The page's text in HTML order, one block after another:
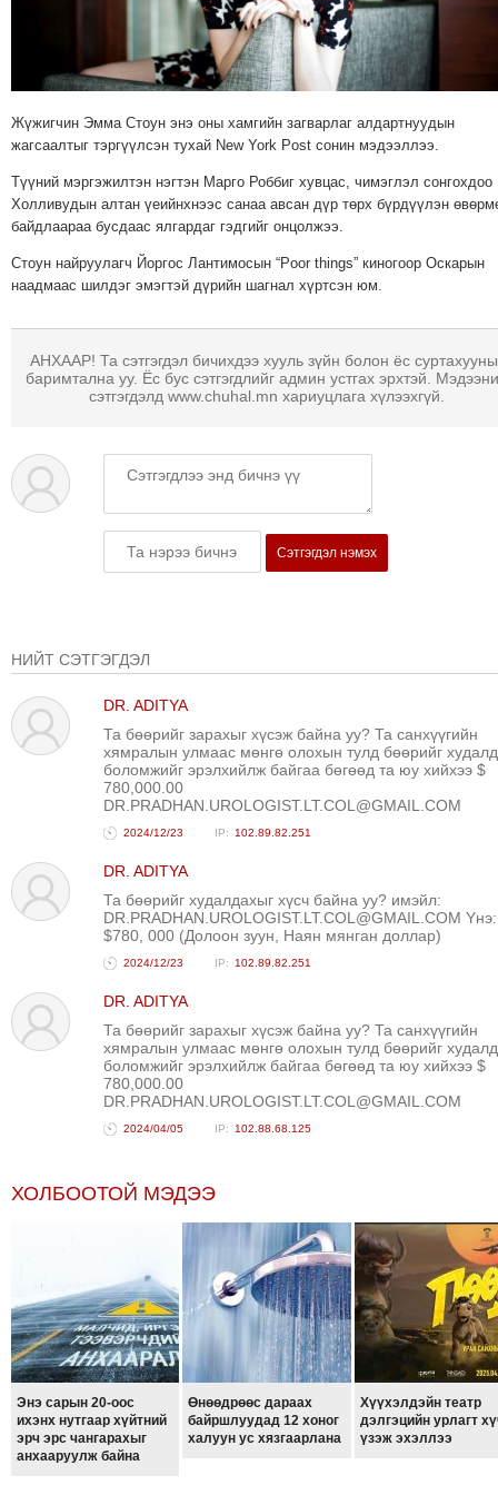
ЭРДЭНЭТ
ЭРГЭН
ХАВРЫН
ЧУУЛГАНЫ
ТОЙРОНД
ЭРГЭН
ТАЙМ"ЫН
ЭРГЭН
ТОЙРОНД
ТОЙРОНД
ТӨВСИЙН
ТОДОТГОЛЫН
ЭРГЭН
ТОЙРОНД
29
ЭРГЭН
ТОЙРОНД
ЗӨРЧЛИЙН
СОНГУУЛЬ-2017
Жүжигчин Эмма Стоун энэ оны хамгийн загварлаг алдартнуудын
жагсаалтыг тэргүүлсэн тухай New York Post сонин мэдээллээ.
Түүний мэргэжилтэн нэгтэн Марго Роббиг хувцас, чимэглэл сонгохдоо
Холливудын алтан үеийнхнээс санаа авсан дүр төрх бүрдүүлэн
байдлаараа бусдаас ялгардаг гэдгийг онцолжээ.
Стоун найруулагч Йоргос Лантимосын “Poor things” киногоор Оскарын
наадмаас шилдэг эмэгтэй дүрийн шагнал хүртсэн юм.
АНХААР! Та сэтгэгдэл бичихдээ хууль зүйн болон ёс
баримтална уу. Ёс бус сэтгэгдлийг админ устгах эрхтэй.
сэтгэгдэлд www.chuhal.mn хариуцлага хүлээхгүй.
Сэтгэгдэл нэмэх
НИЙТ СЭТГЭГДЭЛ
DR. ADITYA
Та бөөрийг зарахыг хүсэж байна уу? Та санхүүгийн
хямралын улмаас мөнгө олохын тулд бөөрийг
боломжийг эрэлхийлж байгаа бөгөөд та юу хийхээ $
780,000.00
DR.PRADHAN.UROLOGIST.LT.COL@GMAIL.COM
2024/12/23 102.89.82.251
DR. ADITYA
Та бөөрийг худалдахыг хүсч байна уу? имэйл:
DR.PRADHAN.UROLOGIST.LT.COL@GMAIL.COM Yнэ:
$780, 000 (Долоон зуун, Наян мянган доллар)
2024/12/23 102.89.82.251
DR. ADITYA
Та бөөрийг зарахыг хүсэж байна уу? Та санхүүгийн
хямралын улмаас мөнгө олохын тулд бөөрийг
боломжийг эрэлхийлж байгаа бөгөөд та юу хийхээ $
780,000.00
DR.PRADHAN.UROLOGIST.LT.COL@GMAIL.COM
2024/04/05 102.88.68.125
ХОЛБООТОЙ МЭДЭЭ
Энэ сарын 20-оос
ихэнх нутгаар хүйтний
эрч эрс чангарахыг
анхааруулж байна
Өнөөдрөөс дараах
байршлуудад 12 хоног
халуун ус хязгаарлана
Хүүхэлдэйн театр
дэлгэцийн урлагт
үзэж эхэллээ